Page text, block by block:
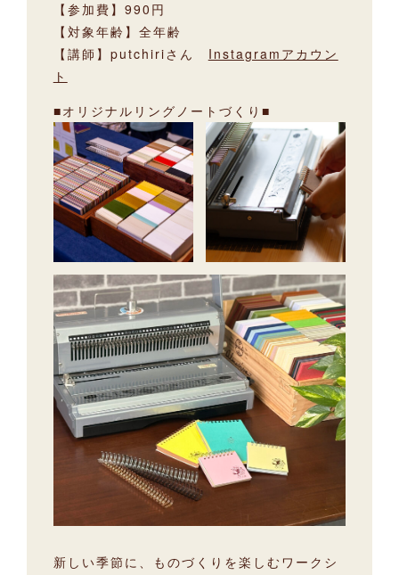
【参加費】990円
【対象年齢】全年齢
【講師】putchiriさん Instagramアカウン
ト
■オリジナルリングノートづくり■
新しい季節に、ものづくりを楽しむワークシ